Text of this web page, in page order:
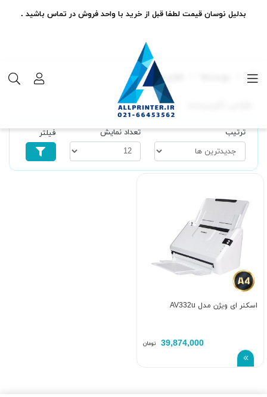
طراحی کاربرپسند
ترتیب تعداد نمایش فیلتر
اسکنر ای ویژن مدل AV332u
39,874,000 تومان
بدلیل نوسان قیمت لطفا قبل از خرید با واحد فروش در تماس باشید .